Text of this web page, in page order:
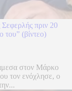
πριν 20
του” (βίντεο)
στον Μάρκο
τον ενόχλησε, ο